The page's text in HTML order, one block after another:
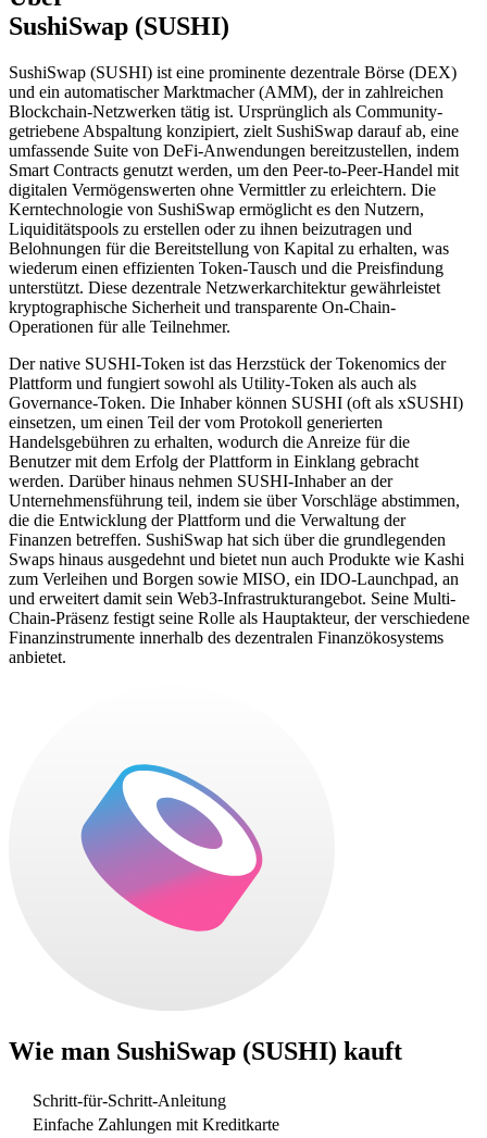
SushiSwap (SUSHI)
SushiSwap (SUSHI) ist eine prominente dezentrale Börse (DEX)
und ein automatischer Marktmacher (AMM), der in zahlreichen
Blockchain-Netzwerken tätig ist. Ursprünglich als Community-
getriebene Abspaltung konzipiert, zielt SushiSwap darauf ab, eine
umfassende Suite von DeFi-Anwendungen bereitzustellen, indem
Smart Contracts genutzt werden, um den Peer-to-Peer-Handel mit
digitalen Vermögenswerten ohne Vermittler zu erleichtern. Die
Kerntechnologie von SushiSwap ermöglicht es den Nutzern,
Liquiditätspools zu erstellen oder zu ihnen beizutragen und
Belohnungen für die Bereitstellung von Kapital zu erhalten, was
wiederum einen effizienten Token-Tausch und die Preisfindung
unterstützt. Diese dezentrale Netzwerkarchitektur gewährleistet
kryptographische Sicherheit und transparente On-Chain-
Operationen für alle Teilnehmer.
Der native SUSHI-Token ist das Herzstück der Tokenomics der
Plattform und fungiert sowohl als Utility-Token als auch als
Governance-Token. Die Inhaber können SUSHI (oft als xSUSHI)
einsetzen, um einen Teil der vom Protokoll generierten
Handelsgebühren zu erhalten, wodurch die Anreize für die
Benutzer mit dem Erfolg der Plattform in Einklang gebracht
werden. Darüber hinaus nehmen SUSHI-Inhaber an der
Unternehmensführung teil, indem sie über Vorschläge abstimmen,
die die Entwicklung der Plattform und die Verwaltung der
Finanzen betreffen. SushiSwap hat sich über die grundlegenden
Swaps hinaus ausgedehnt und bietet nun auch Produkte wie Kashi
zum Verleihen und Borgen sowie MISO, ein IDO-Launchpad, an
und erweitert damit sein Web3-Infrastrukturangebot. Seine Multi-
Chain-Präsenz festigt seine Rolle als Hauptakteur, der verschiedene
Finanzinstrumente innerhalb des dezentralen Finanzökosystems
anbietet.
Wie man SushiSwap (SUSHI) kauft
Schritt-für-Schritt-Anleitung
Einfache Zahlungen mit Kreditkarte